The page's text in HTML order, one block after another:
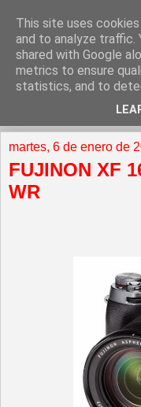
martes, 6 de enero de
FUJINON XF
WR
This site uses
and to analyze traffic.
shared with Google
metrics to ensure
statistics, and to